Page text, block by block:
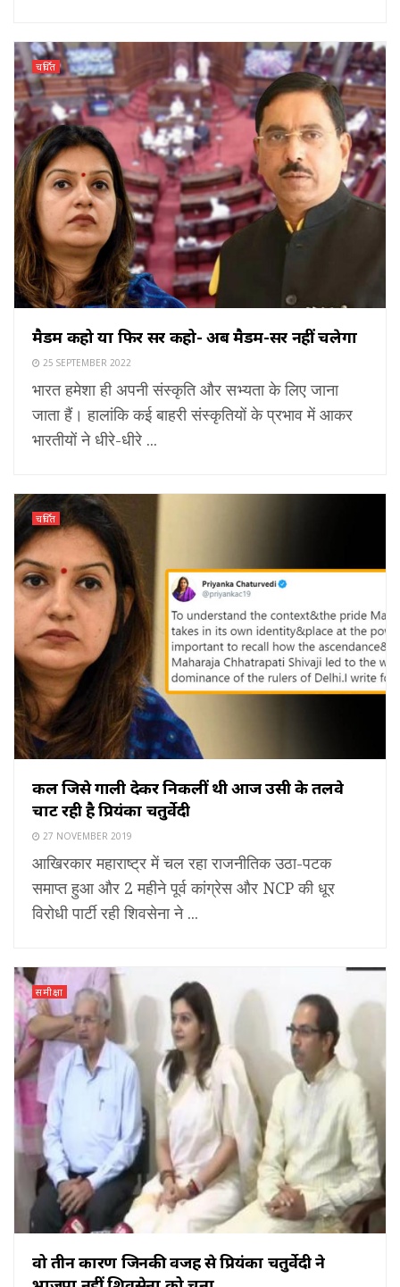
चर्चित
मैडम कहो या फिर सर कहो- अब मैडम-सर नहीं चलेगा
25 SEPTEMBER 2022
भारत हमेशा ही अपनी संस्कृति और सभ्यता के लिए जाना
जाता हैं। हालांकि कई बाहरी संस्कृतियों के प्रभाव में आकर
भारतीयों ने धीरे-धीरे ...
चर्चित
कल जिसे गाली देकर निकलीं थी आज उसी के तलवे
चाट रही है प्रियंका चतुर्वेदी
27 NOVEMBER 2019
आखिरकार महाराष्ट्र में चल रहा राजनीतिक उठा-पटक
समाप्त हुआ और 2 महीने पूर्व कांग्रेस और NCP की धूर
विरोधी पार्टी रही शिवसेना ने ...
समीक्षा
वो तीन कारण जिनकी वजह से प्रियंका चतुर्वेदी ने